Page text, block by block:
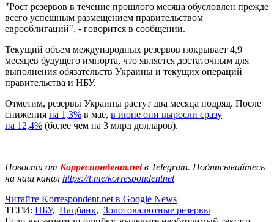
"Рост резервов в течение прошлого месяца обусловлен прежде
всего успешным размещением правительством
еврооблигаций", - говорится в сообщении.
Текущий объем международных резервов покрывает 4,9
месяцев будущего импорта, что является достаточным для
выполнения обязательств Украины и текущих операций
правительства и НБУ.
Отметим, резервы Украины растут два месяца подряд. После
снижения на 1,3% в мае, в июне они выросли сразу
на 12,4% (более чем на 3 млрд долларов).
Новости от Корреспондент.netв Telegram. Подписывайтесь
на наш канал https://t.me/korrespondentnet
Читайте Korrespondent.net в Google News
ТЕГИ: НБУ, Нацбанк, Золотовалютные резервы